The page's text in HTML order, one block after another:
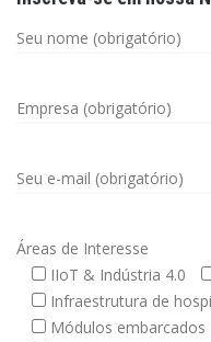
Seu nome (obrigatório)
Empresa (obrigatório)
Seu e-mail (obrigatório)
Áreas de Interesse
IIoT & Indústria 4.0
Infraestrutura de
Módulos embarcados